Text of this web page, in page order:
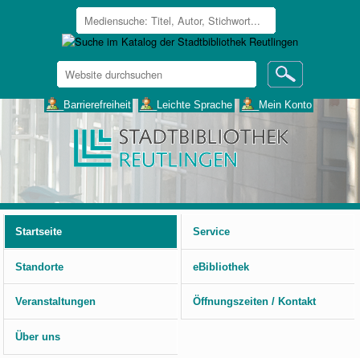
Website
durchsuchen
___Barrierefreiheit ___Leichte Sprache ___Mein Konto
Startseite
Service
Standorte eBibliothek
Veranstaltungen Öffnungszeiten / Kontakt
Über uns